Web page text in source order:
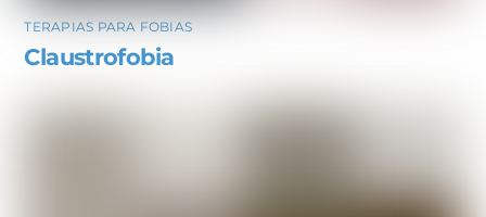
TERAPIAS PARA FOBIAS
Claustrofobia